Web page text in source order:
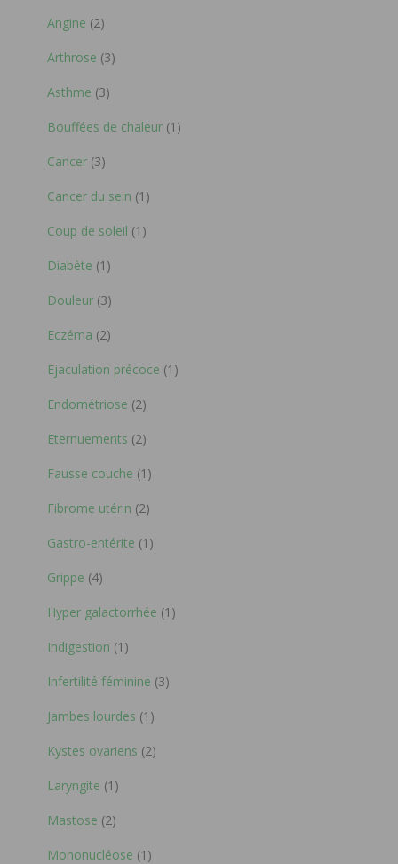
Angine (2)
Arthrose (3)
Asthme (3)
Bouffées de chaleur (1)
Cancer (3)
Cancer du sein (1)
Coup de soleil (1)
Diabète (1)
Douleur (3)
Eczéma (2)
Ejaculation précoce (1)
Endométriose (2)
Eternuements (2)
Fausse couche (1)
Fibrome utérin (2)
Gastro-entérite (1)
Grippe (4)
Hyper galactorrhée (1)
Indigestion (1)
Infertilité féminine (3)
Jambes lourdes (1)
Kystes ovariens (2)
Laryngite (1)
Mastose (2)
Mononucléose (1)